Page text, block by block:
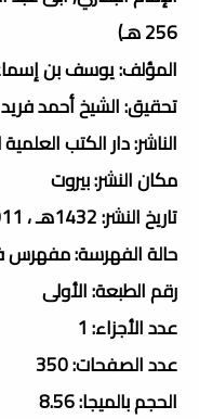
256 هـ)
المؤلف: يوسف بن
تحقيق: الشيخ أحمد
الناشر: دار الكتب
مكان النشر: بيروت
تاريخ النشر: 1432هـ ، 2011م
حالة الفهرسة: مفهرس
رقم الطبعة: الأولى
عدد الأجزاء: 1
عدد الصفحات: 350
الحجم بالميجا: 8.56